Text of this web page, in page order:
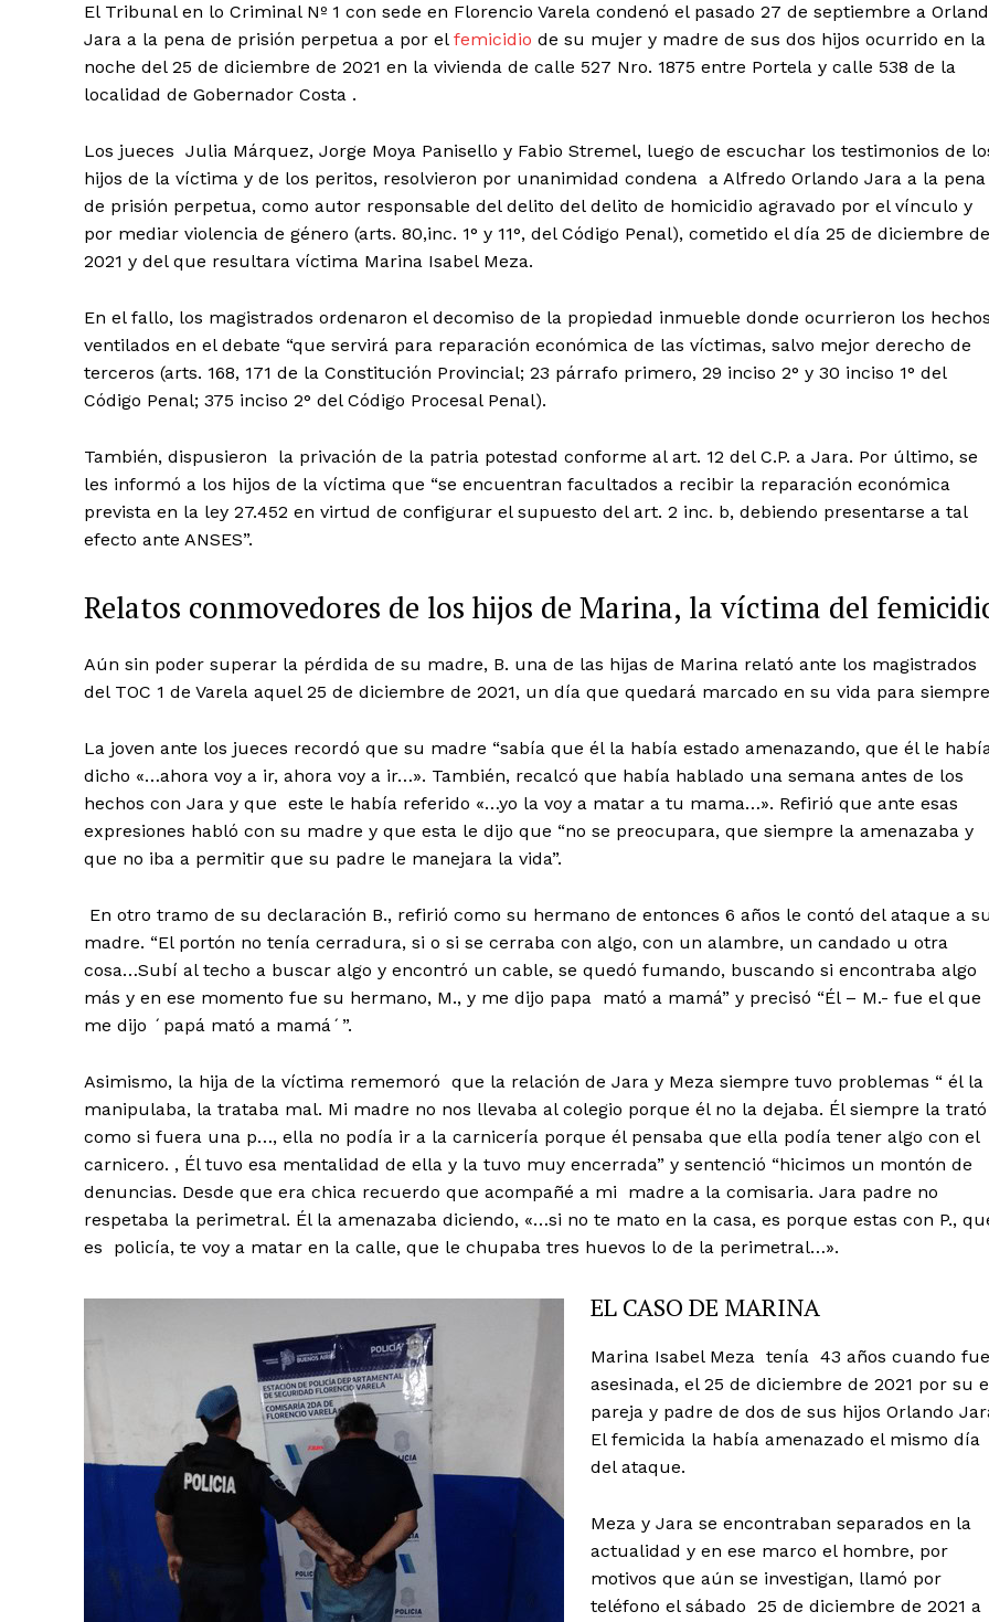
El Tribunal en lo Criminal Nº 1 con sede en Florencio Varela condenó el pasado 27 de septiembre a
Jara a la pena de prisión perpetua a por el femicidio de su mujer y madre de sus dos hijos ocurrido en la
noche del 25 de diciembre de 2021 en la vivienda de calle 527 Nro. 1875 entre Portela y calle 538 de la
localidad de Gobernador Costa .
Los jueces Julia Márquez, Jorge Moya Panisello y Fabio Stremel, luego de escuchar los testimonios de
hijos de la víctima y de los peritos, resolvieron por unanimidad condena a Alfredo Orlando Jara a la pena
de prisión perpetua, como autor responsable del delito del delito de homicidio agravado por el vínculo y
por mediar violencia de género (arts. 80,inc. 1° y 11°, del Código Penal), cometido el día 25 de diciembre de
2021 y del que resultara víctima Marina Isabel Meza.
En el fallo, los magistrados ordenaron el decomiso de la propiedad inmueble donde ocurrieron los hechos
ventilados en el debate “que servirá para reparación económica de las víctimas, salvo mejor derecho de
terceros (arts. 168, 171 de la Constitución Provincial; 23 párrafo primero, 29 inciso 2° y 30 inciso 1° del
Código Penal; 375 inciso 2° del Código Procesal Penal).
También, dispusieron la privación de la patria potestad conforme al art. 12 del C.P. a Jara. Por último, se
les informó a los hijos de la víctima que “se encuentran facultados a recibir la reparación económica
prevista en la ley 27.452 en virtud de configurar el supuesto del art. 2 inc. b, debiendo presentarse a tal
efecto ante ANSES”.
Relatos conmovedores de los hijos de Marina, la víctima del
Aún sin poder superar la pérdida de su madre, B. una de las hijas de Marina relató ante los magistrados
del TOC 1 de Varela aquel 25 de diciembre de 2021, un día que quedará marcado en su vida para
La joven ante los jueces recordó que su madre “sabía que él la había estado amenazando, que él le
dicho «…ahora voy a ir, ahora voy a ir…». También, recalcó que había hablado una semana antes de los
hechos con Jara y que este le había referido «…yo la voy a matar a tu mama…». Refirió que ante esas
expresiones habló con su madre y que esta le dijo que “no se preocupara, que siempre la amenazaba y
que no iba a permitir que su padre le manejara la vida”.
En otro tramo de su declaración B., refirió como su hermano de entonces 6 años le contó del ataque a su
madre. “El portón no tenía cerradura, si o si se cerraba con algo, con un alambre, un candado u otra
cosa…Subí al techo a buscar algo y encontró un cable, se quedó fumando, buscando si encontraba algo
más y en ese momento fue su hermano, M., y me dijo papa mató a mamá” y precisó “Él – M.- fue el que
me dijo ´papá mató a mamá´”.
Asimismo, la hija de la víctima rememoró que la relación de Jara y Meza siempre tuvo problemas “ él la
manipulaba, la trataba mal. Mi madre no nos llevaba al colegio porque él no la dejaba. Él siempre la trató
como si fuera una p…, ella no podía ir a la carnicería porque él pensaba que ella podía tener algo con el
carnicero. , Él tuvo esa mentalidad de ella y la tuvo muy encerrada” y sentenció “hicimos un montón de
denuncias. Desde que era chica recuerdo que acompañé a mi madre a la comisaria. Jara padre no
respetaba la perimetral. Él la amenazaba diciendo, «…si no te mato en la casa, es porque estas con P.,
es policía, te voy a matar en la calle, que le chupaba tres huevos lo de la perimetral…».
EL CASO DE MARINA
Marina Isabel Meza tenía 43 años cuando fue
asesinada, el 25 de diciembre de 2021 por su
pareja y padre de dos de sus hijos Orlando
El femicida la había amenazado el mismo día
del ataque.
Meza y Jara se encontraban separados en la
actualidad y en ese marco el hombre, por
motivos que aún se investigan, llamó por
teléfono el sábado 25 de diciembre de 2021 a